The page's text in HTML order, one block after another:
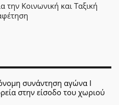
την Κοινωνική και Ταξική
συνάντηση αγώνα Ι
στην είσοδο του χωριού